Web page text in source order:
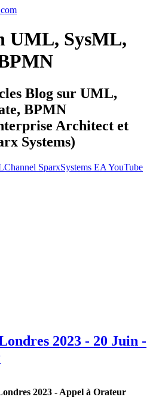
UML, SysML,
Blog sur UML,
BPMN
Architect et
Systems)
SparxSystems EA YouTube
2023 - 20 Juin -
2023 - Appel à Orateur